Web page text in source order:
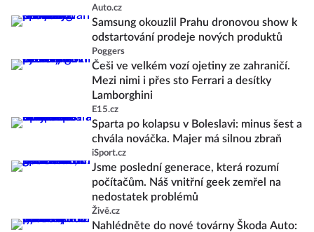
Auto.cz
Samsung okouzlil Prahu dronovou show k
odstartování prodeje nových produktů
Poggers
Češi ve velkém vozí ojetiny ze zahraničí.
Mezi nimi i přes sto Ferrari a desítky
Lamborghini
E15.cz
Sparta po kolapsu v Boleslavi: minus šest a
chvála nováčka. Majer má silnou zbraň
iSport.cz
Jsme poslední generace, která rozumí
počítačům. Náš vnitřní geek zemřel na
nedostatek problémů
Živě.cz
Nahlédněte do nové továrny Škoda Auto: